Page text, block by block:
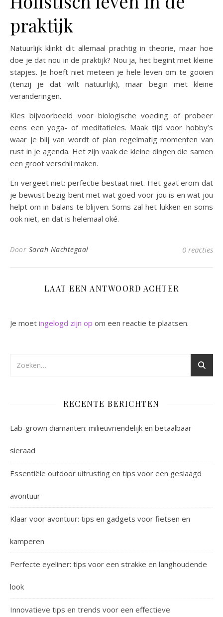
praktijk
Natuurlijk klinkt dit allemaal prachtig in theorie, maar hoe
doe je dat nou in de praktijk? Nou ja, het begint met kleine
stapjes. Je hoeft niet meteen je hele leven om te gooien
(tenzij je dat wilt natuurlijk), maar begin met kleine
veranderingen.
Kies bijvoorbeeld voor biologische voeding of probeer
eens een yoga- of meditatieles. Maak tijd voor hobby’s
waar je blij van wordt of plan regelmatig momenten van
rust in je agenda. Het zijn vaak de kleine dingen die samen
een groot verschil maken.
En vergeet niet: perfectie bestaat niet. Het gaat erom dat
je bewust bezig bent met wat goed voor jou is en wat jou
helpt om in balans te blijven. Soms zal het lukken en soms
ook niet, en dat is helemaal oké.
Door Sarah Nachtegaal 0 reacties
LAAT EEN ANTWOORD ACHTER
Je moet ingelogd zijn op om een reactie te plaatsen.
RECENTE BERICHTEN
Lab-grown diamanten: milieuvriendelijk en betaalbaar
sieraad
Essentiële outdoor uitrusting en tips voor een geslaagd
avontuur
Klaar voor avontuur: tips en gadgets voor fietsen en
kamperen
Perfecte eyeliner: tips voor een strakke en langhoudende
look
Innovatieve tips en trends voor een effectieve